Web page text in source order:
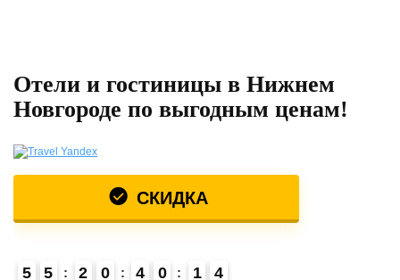
Отели и гостиницы в Нижнем
Новгороде по выгодным ценам!
СКИДКА
5 5 2 0 4 0 1 3